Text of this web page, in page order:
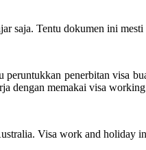
Tentu dokumen ini
penerbitan visa
dengan memakai visa
Visa work and holiday